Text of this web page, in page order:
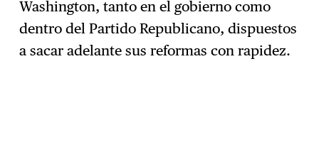
Washington, tanto en el gobierno como
dentro del Partido Republicano, dispuestos
a sacar adelante sus reformas con rapidez.